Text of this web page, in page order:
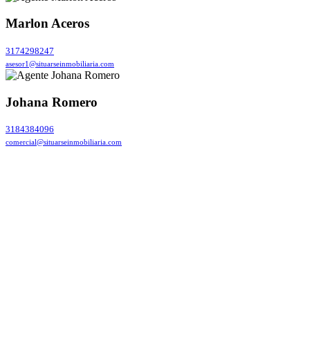
Marlon Aceros
3174298247
asesor1@situarseinmobiliaria.com
Johana Romero
3184384096
comercial@situarseinmobiliaria.com